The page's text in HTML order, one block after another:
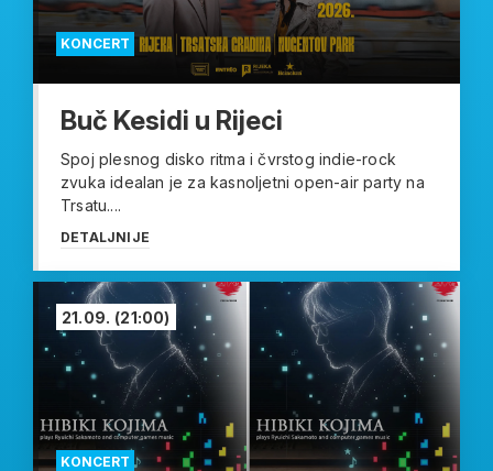
KONCERT
Buč Kesidi u Rijeci
Spoj plesnog disko ritma i čvrstog indie-rock
zvuka idealan je za kasnoljetni open-air party na
Trsatu....
DETALJNIJE
KONCERT
21.09. (21:00)